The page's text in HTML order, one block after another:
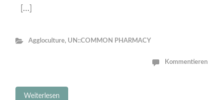
[…]
Aggloculture, UN::COMMON PHARMACY
Kommentieren
Weiterlesen